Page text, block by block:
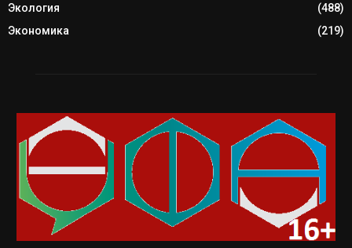
Экология
(488)
Экономика
(219)